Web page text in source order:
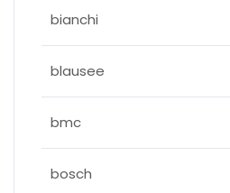
bianchi
blausee
bmc
bosch